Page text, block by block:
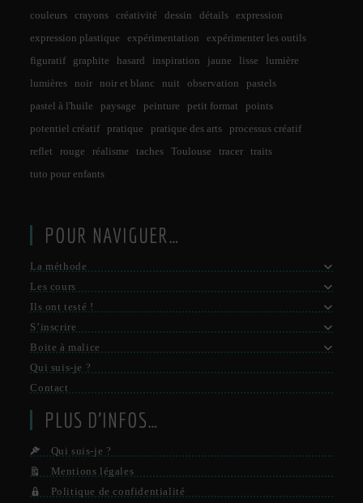
couleurs
crayons créativité dessin détails
expression
expression plastique
expérimentation
expérimenter les outils
figuratif
graphite hasard inspiration jaune lisse
lumière
lumières
noir noir et blanc nuit observation
pastels
pastel à l'huile
paysage peinture petit format
points
potentiel créatif
pratique pratique des arts
processus créatif
reflet
rouge réalisme taches Toulouse tracer
traits
tuto pour enfants
POUR NAVIGUER…
La méthode
Les cours
Ils ont testé !
S’inscrire
Boite à malice
Qui suis-je ?
Contact
PLUS D’INFOS…
Qui suis-je ?
Mentions légales
Politique de confidentialité